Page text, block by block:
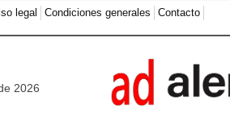
legal Condiciones generales Contacto
2026